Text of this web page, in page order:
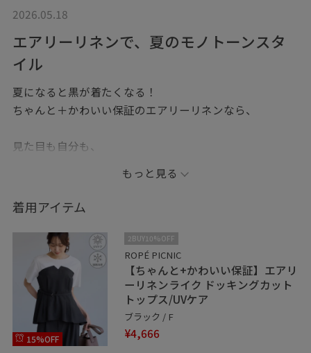
2026.05.18
エアリーリネンで、夏のモノトーンスタ
イル
夏になると黒が着たくなる！
ちゃんと＋かわいい保証のエアリーリネンなら、
見た目も自分も、
ドッキングトップスにドットのサテンスカートを合わせ
て、
きれいめに。
記載のないアイテム : スタッフ私物
☑︎♡ボタンでお気に入りに！ お気に入り登録していただ
もっと見る
着用アイテム
15%OFF
2BUY10%OFF
ROPÉ PICNIC
【ちゃんと+かわいい保証】エアリ
ーリネンライク ドッキングカット
トップス/UVケア
ブラック / F
¥4,666